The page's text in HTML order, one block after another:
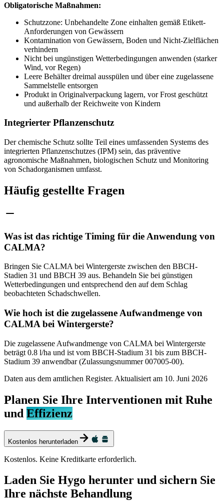
Obligatorische Maßnahmen:
Schutzzone: Unbehandelte Zone einhalten gemäß Etikett-
Anforderungen von Gewässern
Kontamination von Gewässern, Boden und Nicht-Zielflächen
verhindern
Nicht bei ungünstigen Wetterbedingungen anwenden (starker
Wind, vor Regen)
Leere Behälter dreimal ausspülen und über eine zugelassene
Sammelstelle entsorgen
Produkt in Originalverpackung lagern, vor Frost geschützt
und außerhalb der Reichweite von Kindern
Integrierter Pflanzenschutz
Der chemische Schutz sollte Teil eines umfassenden Systems des
integrierten Pflanzenschutzes (IPM) sein, das präventive
agronomische Maßnahmen, biologischen Schutz und Monitoring
von Schadorganismen umfasst.
Häufig gestellte Fragen
Was ist das richtige Timing für die Anwendung von
CALMA?
Bringen Sie CALMA bei Wintergerste zwischen den BBCH-
Stadien 31 und BBCH 39 aus. Behandeln Sie bei günstigen
Wetterbedingungen und entsprechend den auf dem Schlag
beobachteten Schadschwellen.
Wie hoch ist die zugelassene Aufwandmenge von
CALMA bei Wintergerste?
Die zugelassene Aufwandmenge von CALMA bei Wintergerste
beträgt 0.8 l/ha und ist vom BBCH-Stadium 31 bis zum BBCH-
Stadium 39 anwendbar (Zulassungsnummer 007005-00).
Daten aus dem amtlichen Register. Aktualisiert am 10. Juni 2026
Planen Sie Ihre Interventionen mit Ruhe
und Effizienz
Kostenlos herunterladen
Kostenlos. Keine Kreditkarte erforderlich.
Laden Sie Hygo herunter und sichern Sie
Ihre nächste Behandlung